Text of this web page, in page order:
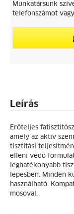
Munkatársunk
telefonszámot
Leírás
Erőteljes
amely az aktív
tisztítási
elleni védő
leghatékonyabb
lépésben. Minden
használható.
mosóval.